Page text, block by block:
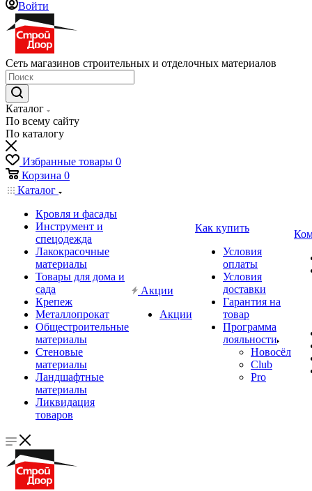
Войти
Сеть магазинов строительных и отделочных материалов
Каталог
По всему сайту
По каталогу
Избранные товары 0
Корзина 0
Каталог
Кровля и фасады
Инструмент и
спецодежда
Лакокрасочные
материалы
Товары для дома и
сада
Крепеж
Металлопрокат
Общестроительные
материалы
Стеновые
материалы
Ландшафтные
материалы
Ликвидация
товаров
Акции
Акции
Как купить
Условия
оплаты
Условия
доставки
Гарантия на
товар
Программа
лояльности
Новосёл
Club
Pro